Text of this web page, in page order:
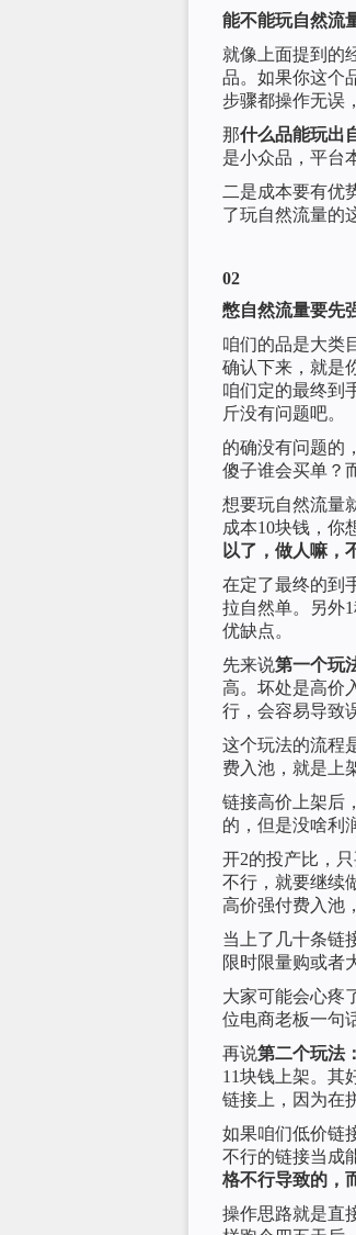
能不能玩自然流
就像上面提到的
品。如果你这个
步骤都操作无误
那什么品能玩出
是小众品，平台
二是成本要有优
了玩自然流量的
02
憋自然流量要先
咱们的品是大类
确认下来，就是
咱们定的最终到
斤没有问题吧。
的确没有问题的
傻子谁会买单？
想要玩自然流量
成本10块钱，你
以了，做人嘛，
在定了最终的到
拉自然单。另外
优缺点。
先来说第一个玩
高。坏处是高价
行，会容易导致
这个玩法的流程
费入池，就是上
链接高价上架后
的，但是没啥利
开2的投产比，
不行，就要继续
高价强付费入池
当上了几十条链
限时限量购或者
大家可能会心疼
位电商老板一句
再说第二个玩法
11块钱上架。其
链接上，因为在
如果咱们低价链
不行的链接当成
格不行导致的，
操作思路就是直